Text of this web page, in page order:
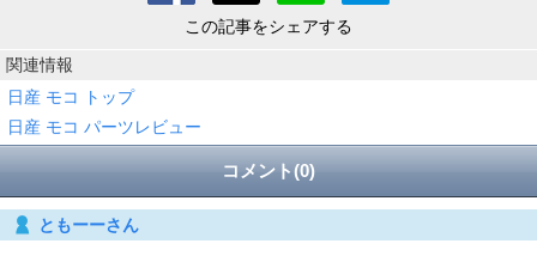
この記事をシェアする
関連情報
日産 モコ トップ
日産 モコ パーツレビュー
コメント(0)
ともーーさん